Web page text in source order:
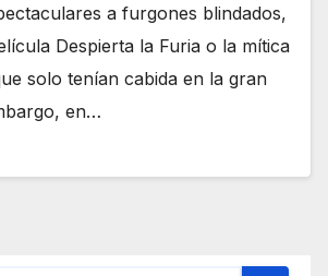
a furgones blindados,
Despierta la Furia o la mítica
solo tenían cabida en la gran
en…